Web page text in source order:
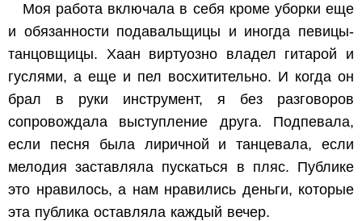
Моя работа включала в себя кроме уборки еще
и обязанности подавальщицы и иногда певицы-
танцовщицы. Хаан виртуозно владел гитарой и
гуслями, а еще и пел восхитительно. И когда он
брал в руки инструмент, я без разговоров
сопровождала выступление друга. Подпевала,
если песня была лиричной и танцевала, если
мелодия заставляла пускаться в пляс. Публике
это нравилось, а нам нравились деньги, которые
эта публика оставляла каждый вечер.